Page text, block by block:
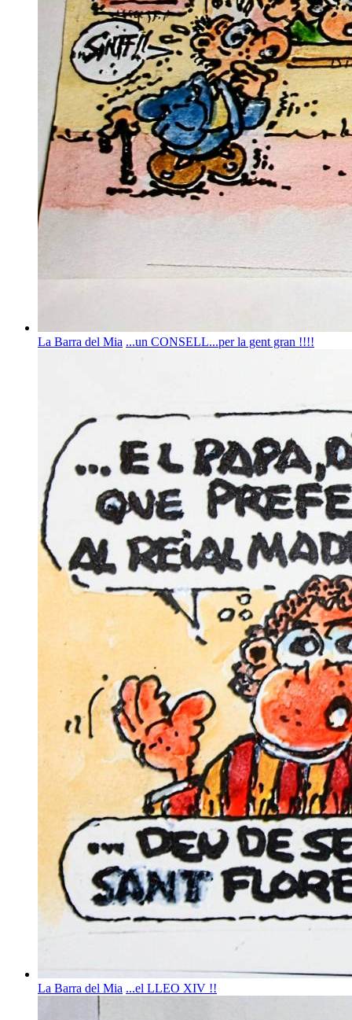
La Barra del Mia ...un CONSELL...per la gent gran !!!!
La Barra del Mia ...el LLEO XIV !!